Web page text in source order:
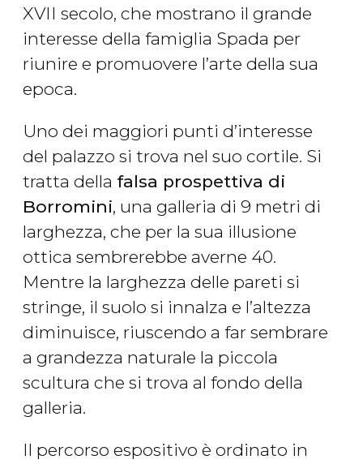
XVII secolo, che mostrano il grande
interesse della famiglia Spada per
riunire e promuovere l’arte della sua
epoca.
Uno dei maggiori punti d’interesse
del palazzo si trova nel suo cortile. Si
tratta della falsa prospettiva di
Borromini, una galleria di 9 metri di
larghezza, che per la sua illusione
ottica sembrerebbe averne 40.
Mentre la larghezza delle pareti si
stringe, il suolo si innalza e l’altezza
diminuisce, riuscendo a far sembrare
a grandezza naturale la piccola
scultura che si trova al fondo della
galleria.
Il percorso espositivo è ordinato in